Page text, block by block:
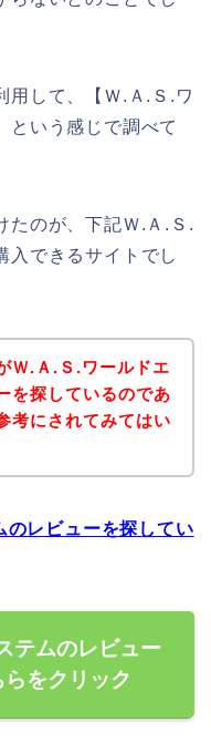
用して、【Ｗ.Ａ.Ｓ.ワ
いう感じで調べて
たのが、下記Ｗ.Ａ.Ｓ.
入できるサイトでし
Ｗ.Ａ.Ｓ.ワールドエ
を探しているのであ
考にされてみてはい
のレビューを探してい
テムのレビュー
をクリック